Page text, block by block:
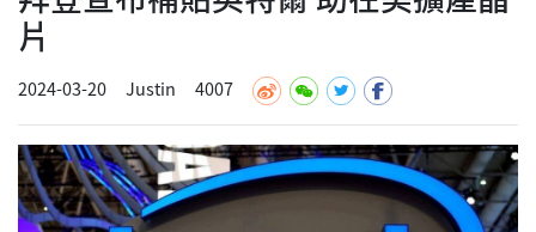
片
2024-03-20 Justin 4007